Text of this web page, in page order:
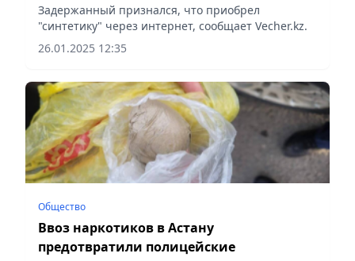
Задержанный признался, что приобрел
"синтетику" через интернет, сообщает Veсher.kz.
26.01.2025 12:35
Общество
Ввоз наркотиков в Астану
предотвратили полицейские